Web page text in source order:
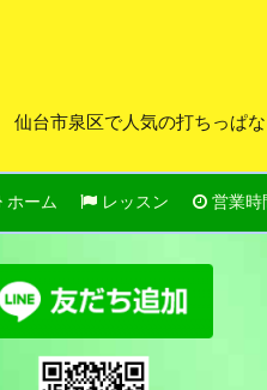
仙台市泉区で人気の打ちっぱ
ホーム レッスン 営業時